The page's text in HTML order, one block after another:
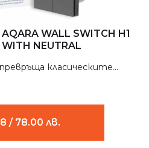
WALL SWITCH H1
NEUTRAL
класическите...
/ 78.00 лв.